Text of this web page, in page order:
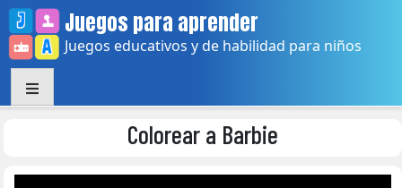
Skip
to
content
Juegos para aprender
Juegos educativos y de habilidad para niños
Colorear a Barbie